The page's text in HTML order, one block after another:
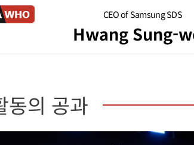
CEO of Samsung SDS
Hwang Sung-
동의 공과